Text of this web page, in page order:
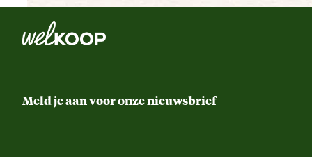
Meld je aan voor onze nieuwsbrief